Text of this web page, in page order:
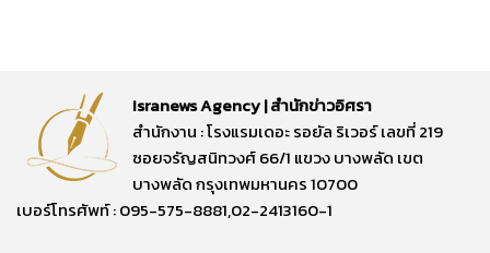
Isranews Agency | สำนักข่าวอิศรา
สำนักงาน : โรงแรมเดอะ รอยัล ริเวอร์ เลขที่ 219
ซอยจรัญสนิทวงศ์ 66/1 แขวง บางพลัด เขต
บางพลัด กรุงเทพมหานคร 10700
เบอร์โทรศัพท์ : 095-575-8881,02-2413160-1